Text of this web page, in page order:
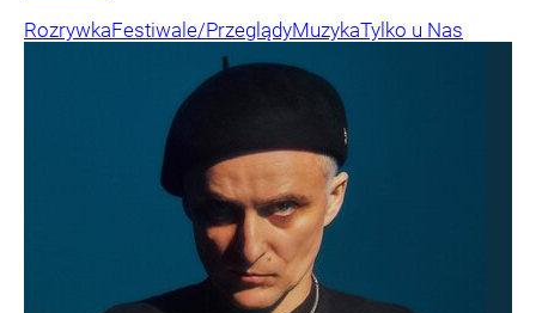
RozrywkaFestiwale/PrzeglądyMuzykaTylko u Nas